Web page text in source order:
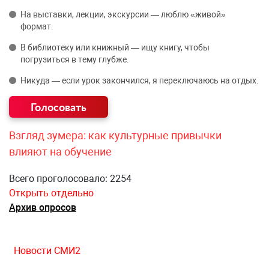
На выставки, лекции, экскурсии — люблю «живой»
формат.
В библиотеку или книжный — ищу книгу, чтобы
погрузиться в тему глубже.
Никуда — если урок закончился, я переключаюсь на отдых.
Взгляд зумера: как культурные привычки
влияют на обучение
Всего проголосовало: 2254
Открыть отдельно
Архив опросов
Новости СМИ2